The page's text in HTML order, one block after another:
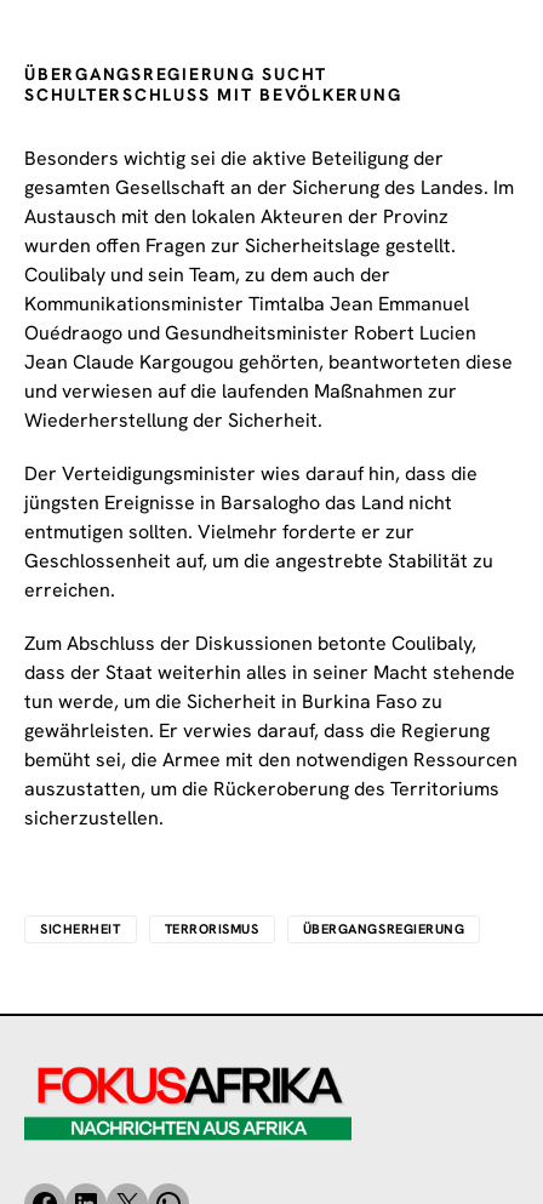
ÜBERGANGSREGIERUNG SUCHT
SCHULTERSCHLUSS MIT BEVÖLKERUNG
Besonders wichtig sei die aktive Beteiligung der
gesamten Gesellschaft an der Sicherung des Landes. Im
Austausch mit den lokalen Akteuren der Provinz
wurden offen Fragen zur Sicherheitslage gestellt.
Coulibaly und sein Team, zu dem auch der
Kommunikationsminister Timtalba Jean Emmanuel
Ouédraogo und Gesundheitsminister Robert Lucien
Jean Claude Kargougou gehörten, beantworteten diese
und verwiesen auf die laufenden Maßnahmen zur
Wiederherstellung der Sicherheit.
Der Verteidigungsminister wies darauf hin, dass die
jüngsten Ereignisse in Barsalogho das Land nicht
entmutigen sollten. Vielmehr forderte er zur
Geschlossenheit auf, um die angestrebte Stabilität zu
erreichen.
Zum Abschluss der Diskussionen betonte Coulibaly,
dass der Staat weiterhin alles in seiner Macht stehende
tun werde, um die Sicherheit in Burkina Faso zu
gewährleisten. Er verwies darauf, dass die Regierung
bemüht sei, die Armee mit den notwendigen Ressourcen
auszustatten, um die Rückeroberung des Territoriums
sicherzustellen.
SICHERHEIT TERRORISMUS ÜBERGANGSREGIERUNG